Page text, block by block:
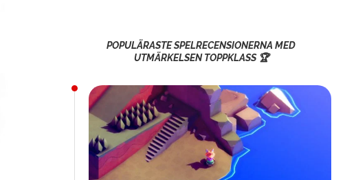
POPULÄRASTE SPELRECENSIONERNA MED
UTMÄRKELSEN TOPPKLASS 🏆